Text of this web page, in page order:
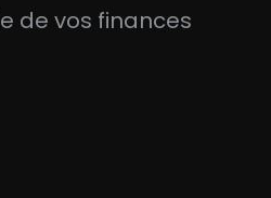
de vos finances